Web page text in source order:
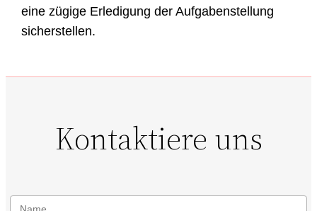
eine zügige Erledigung der Aufgabenstellung
sicherstellen.
Kontaktiere uns